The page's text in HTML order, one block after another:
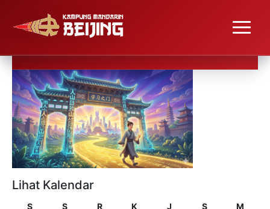
Lihat Kalendar
S S R K J S M